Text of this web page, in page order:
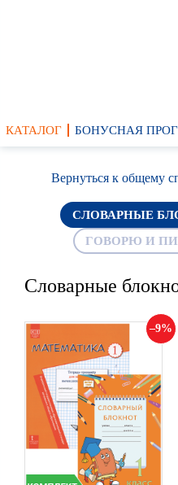
КАТАЛОГ БОНУСНАЯ
Вернуться к общему
СЛОВАРНЫЕ
ГОВОРЮ И
Словарные
9